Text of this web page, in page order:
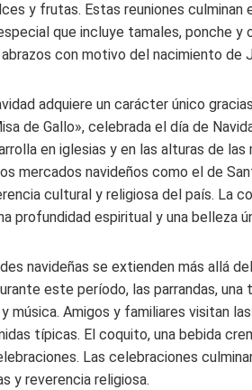
y frutas. Estas reuniones
que incluye tamales, ponche
con motivo del nacimiento de
adquiere un carácter único
de Gallo», celebrada el día de
en iglesias y en las alturas de
mercados navideños como el de
cultural y religiosa del país. La
profundidad espiritual y una belleza
navideñas se extienden más allá
este período, las parrandas,
y música. Amigos y familiares visitan
típicas. El coquito, una bebida
Las celebraciones
y reverencia religiosa.